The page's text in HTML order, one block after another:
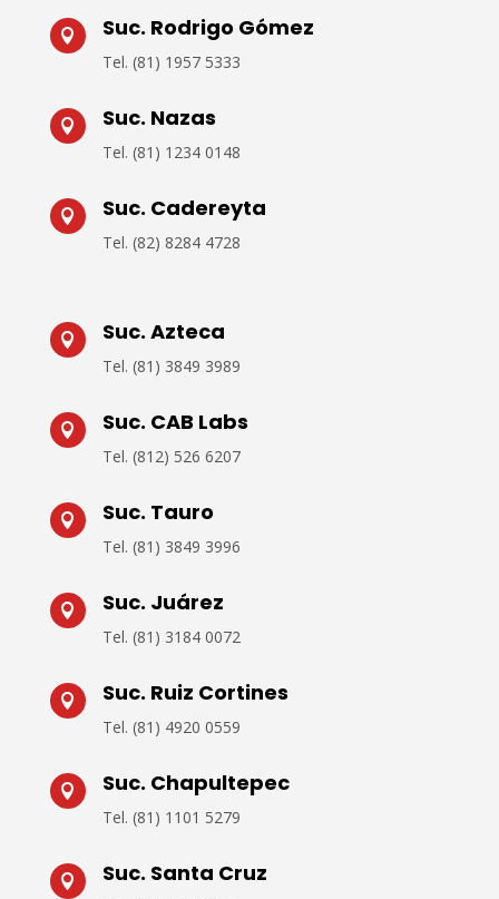
 Suc. Rodrigo Gómez
Tel. (81) 1957 5333
 Suc. Nazas
Tel. (81) 1234 0148
 Suc. Cadereyta
Tel. (82) 8284 4728
 Suc. Azteca
Tel. (81) 3849 3989
 Suc. CAB Labs
Tel. (812) 526 6207
 Suc. Tauro
Tel. (81) 3849 3996
 Suc. Juárez
Tel. (81) 3184 0072
 Suc. Ruiz Cortines
Tel. (81) 4920 0559
 Suc. Chapultepec
Tel. (81) 1101 5279
 Suc. Santa Cruz